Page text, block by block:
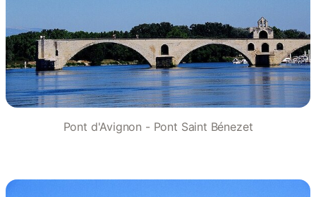
Pont d'Avignon - Pont Saint Bénezet